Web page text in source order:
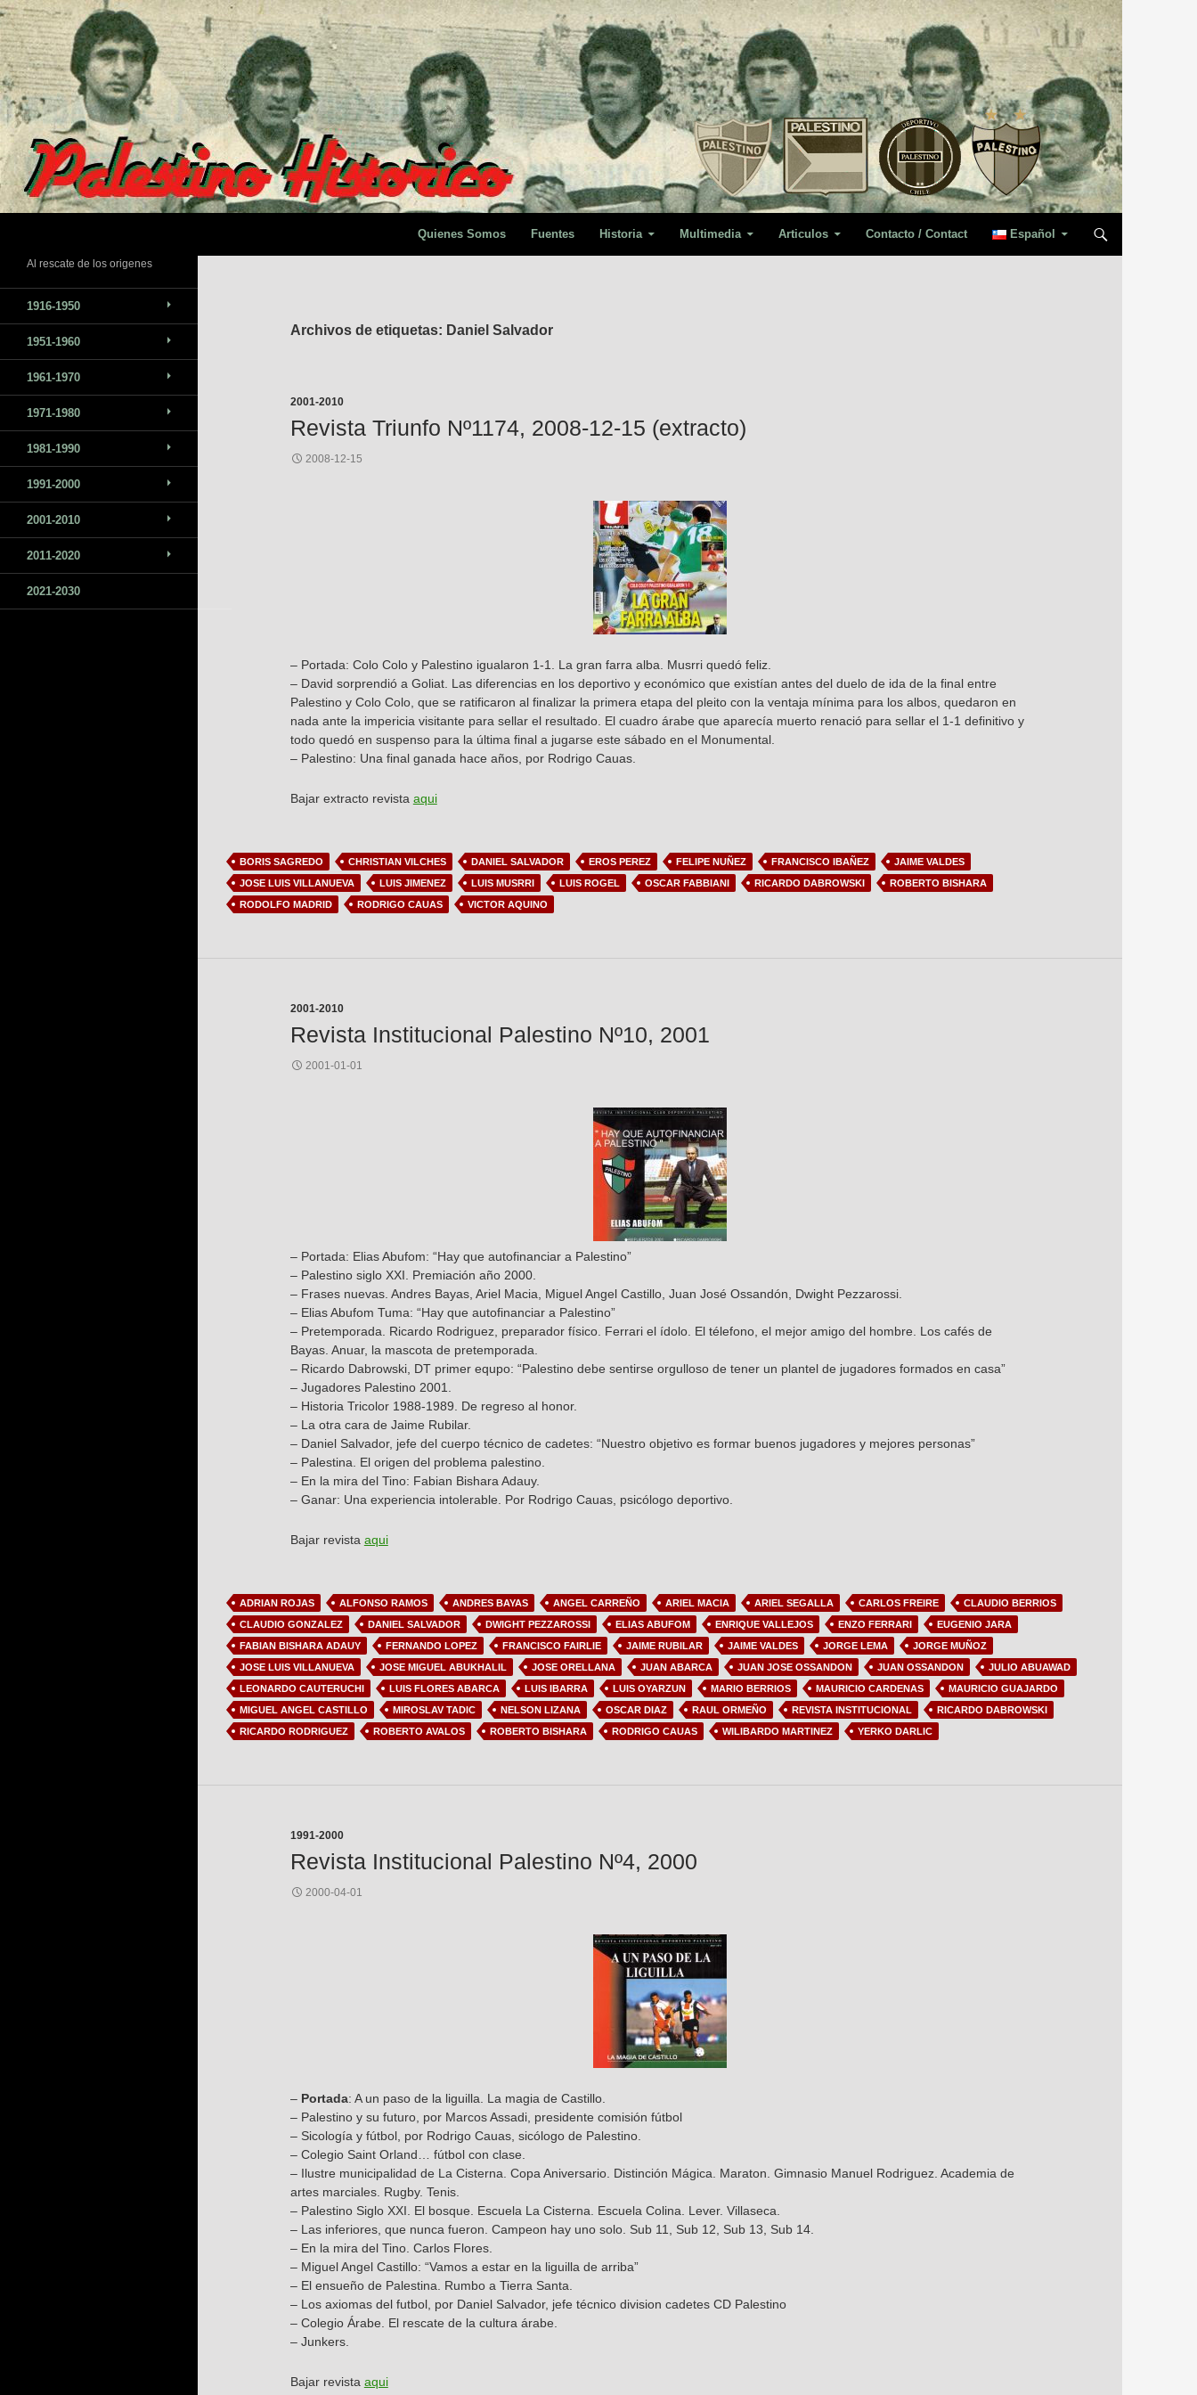
Saltar
al
contenido
Quienes Somos Fuentes Historia Multimedia Articulos Contacto / Contact Español
Archivos de etiquetas: Daniel Salvador
2001-2010
Revista Triunfo Nº1174, 2008-12-15 (extracto)
2008-12-15
– Portada: Colo Colo y Palestino igualaron 1-1. La gran farra alba. Musrri quedó feliz.
– David sorprendió a Goliat. Las diferencias en los deportivo y económico que existían antes del duelo de ida de la final entre
Palestino y Colo Colo, que se ratificaron al finalizar la primera etapa del pleito con la ventaja mínima para los albos, quedaron en
nada ante la impericia visitante para sellar el resultado. El cuadro árabe que aparecía muerto renació para sellar el 1-1 definitivo y
todo quedó en suspenso para la última final a jugarse este sábado en el Monumental.
– Palestino: Una final ganada hace años, por Rodrigo Cauas.
Bajar extracto revista aqui
BORIS SAGREDO CHRISTIAN VILCHES DANIEL SALVADOR EROS PEREZ FELIPE NUÑEZ FRANCISCO IBAÑEZ
JAIME VALDES
JOSE LUIS VILLANUEVA
LUIS JIMENEZ LUIS MUSRRI LUIS ROGEL OSCAR FABBIANI RICARDO DABROWSKI
ROBERTO BISHARA
RODOLFO MADRID
RODRIGO CAUAS VICTOR AQUINO
2001-2010
Revista Institucional Palestino Nº10, 2001
2001-01-01
– Portada: Elias Abufom: “Hay que autofinanciar a Palestino”
– Palestino siglo XXI. Premiación año 2000.
– Frases nuevas. Andres Bayas, Ariel Macia, Miguel Angel Castillo, Juan José Ossandón, Dwight Pezzarossi.
– Elias Abufom Tuma: “Hay que autofinanciar a Palestino”
– Pretemporada. Ricardo Rodriguez, preparador físico. Ferrari el ídolo. El télefono, el mejor amigo del hombre. Los cafés de
Bayas. Anuar, la mascota de pretemporada.
– Ricardo Dabrowski, DT primer equpo: “Palestino debe sentirse orgulloso de tener un plantel de jugadores formados en casa”
– Jugadores Palestino 2001.
– Historia Tricolor 1988-1989. De regreso al honor.
– La otra cara de Jaime Rubilar.
– Daniel Salvador, jefe del cuerpo técnico de cadetes: “Nuestro objetivo es formar buenos jugadores y mejores personas”
– Palestina. El origen del problema palestino.
– En la mira del Tino: Fabian Bishara Adauy.
– Ganar: Una experiencia intolerable. Por Rodrigo Cauas, psicólogo deportivo.
Bajar revista aqui
ADRIAN ROJAS ALFONSO RAMOS ANDRES BAYAS ANGEL CARREÑO ARIEL MACIA ARIEL SEGALLA CARLOS FREIRE
CLAUDIO BERRIOS
CLAUDIO GONZALEZ
DANIEL SALVADOR DWIGHT PEZZAROSSI ELIAS ABUFOM ENRIQUE VALLEJOS ENZO FERRARI
EUGENIO JARA
FABIAN BISHARA ADAUY
FERNANDO LOPEZ FRANCISCO FAIRLIE JAIME RUBILAR JAIME VALDES JORGE LEMA
JORGE MUÑOZ
JOSE LUIS VILLANUEVA
JOSE MIGUEL ABUKHALIL JOSE ORELLANA JUAN ABARCA JUAN JOSE OSSANDON JUAN OSSANDON
JULIO ABUAWAD
LEONARDO CAUTERUCHI
LUIS FLORES ABARCA LUIS IBARRA LUIS OYARZUN MARIO BERRIOS MAURICIO CARDENAS
MAURICIO GUAJARDO
MIGUEL ANGEL CASTILLO
MIROSLAV TADIC NELSON LIZANA OSCAR DIAZ RAUL ORMEÑO REVISTA INSTITUCIONAL
RICARDO DABROWSKI
RICARDO RODRIGUEZ
ROBERTO AVALOS ROBERTO BISHARA RODRIGO CAUAS WILIBARDO MARTINEZ YERKO DARLIC
1991-2000
Revista Institucional Palestino Nº4, 2000
2000-04-01
– Portada: A un paso de la liguilla. La magia de Castillo.
– Palestino y su futuro, por Marcos Assadi, presidente comisión fútbol
– Sicología y fútbol, por Rodrigo Cauas, sicólogo de Palestino.
– Colegio Saint Orland… fútbol con clase.
– Ilustre municipalidad de La Cisterna. Copa Aniversario. Distinción Mágica. Maraton. Gimnasio Manuel Rodriguez. Academia de
artes marciales. Rugby. Tenis.
– Palestino Siglo XXI. El bosque. Escuela La Cisterna. Escuela Colina. Lever. Villaseca.
– Las inferiores, que nunca fueron. Campeon hay uno solo. Sub 11, Sub 12, Sub 13, Sub 14.
– En la mira del Tino. Carlos Flores.
– Miguel Angel Castillo: “Vamos a estar en la liguilla de arriba”
– El ensueño de Palestina. Rumbo a Tierra Santa.
– Los axiomas del futbol, por Daniel Salvador, jefe técnico division cadetes CD Palestino
– Colegio Árabe. El rescate de la cultura árabe.
– Junkers.
Bajar revista aqui
Al rescate de los origenes
1916-1950
1951-1960
1961-1970
1971-1980
1981-1990
1991-2000
2001-2010
2011-2020
2021-2030